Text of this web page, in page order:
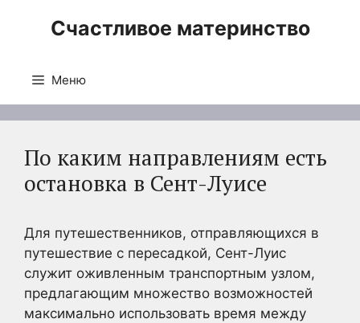
Счастливое материнство
Меню
По каким направлениям есть
остановка в Сент-Луисе
Для путешественников, отправляющихся в
путешествие с пересадкой, Сент-Луис
служит оживленным транспортным узлом,
предлагающим множество возможностей
максимально использовать время между